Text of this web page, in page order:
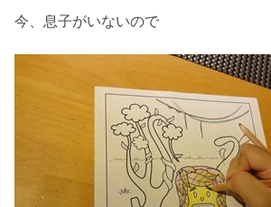
今、息子がいないので